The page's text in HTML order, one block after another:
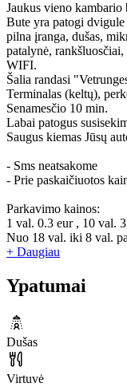
Jaukus vieno
Bute yra patogi
pilna įranga, dušas,
patalynė,
WIFI.
Šalia randasi
Terminalas (keltų),
Senamesčio 10 min.
Labai patogus
Saugus kiemas Jūsų
- Sms neatsakome
- Prie paskaičiuotos
Parkavimo kainos:
1 val. 0.3 eur , 10 val.
Nuo 18 val. iki 8 val.
+ Daugiau
Ypatumai
Dušas
Virtuvė